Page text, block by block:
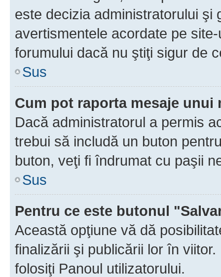
este decizia administratorului şi
avertismentele acordate pe
forumului dacă nu ştiţi sigur de
Sus
Cum pot raporta mesaje unui
Dacă administratorul a permis
trebui să includă un buton
buton, veţi fi îndrumat cu paşii
Sus
Pentru ce este butonul
Această opţiune vă dă
finalizării şi publicării lor în
folosiţi Panoul utilizatorului.